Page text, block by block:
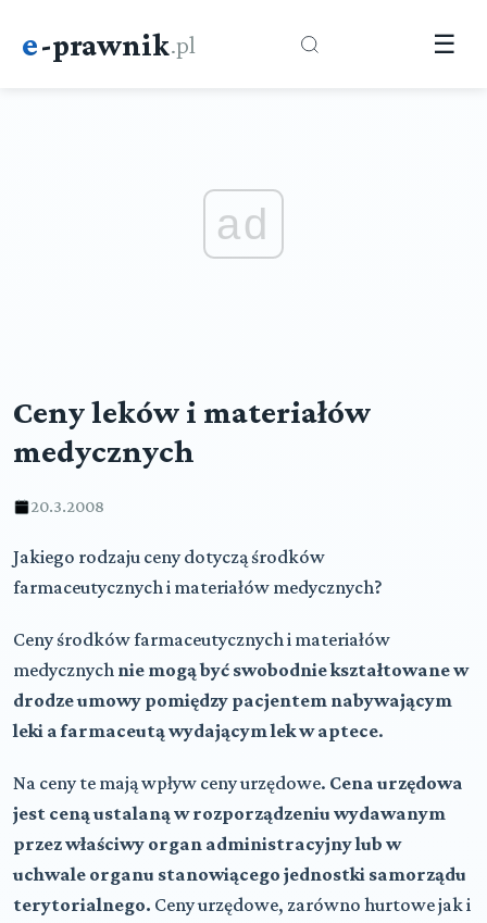
e-prawnik.pl ☰
ad
Ceny leków i materiałów
medycznych
20.3.2008
Jakiego rodzaju ceny dotyczą środków
farmaceutycznych i materiałów medycznych?
Ceny środków farmaceutycznych i materiałów
medycznych nie mogą być swobodnie kształtowane w
drodze umowy pomiędzy pacjentem nabywającym
leki a farmaceutą wydającym lek w aptece.
Na ceny te mają wpływ ceny urzędowe. Cena urzędowa
jest ceną ustalaną w rozporządzeniu wydawanym
przez właściwy organ administracyjny lub w
uchwale organu stanowiącego jednostki samorządu
terytorialnego. Ceny urzędowe, zarówno hurtowe jak i